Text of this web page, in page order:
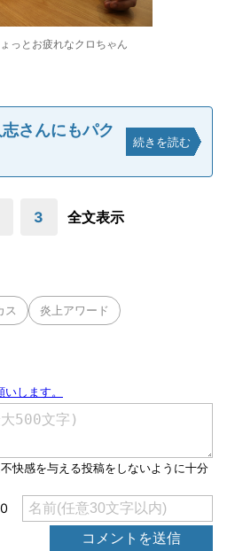
っとお疲れなクロちゃん
さんにもパク
続きを読む
3 全文表示
ス 炎上アワード